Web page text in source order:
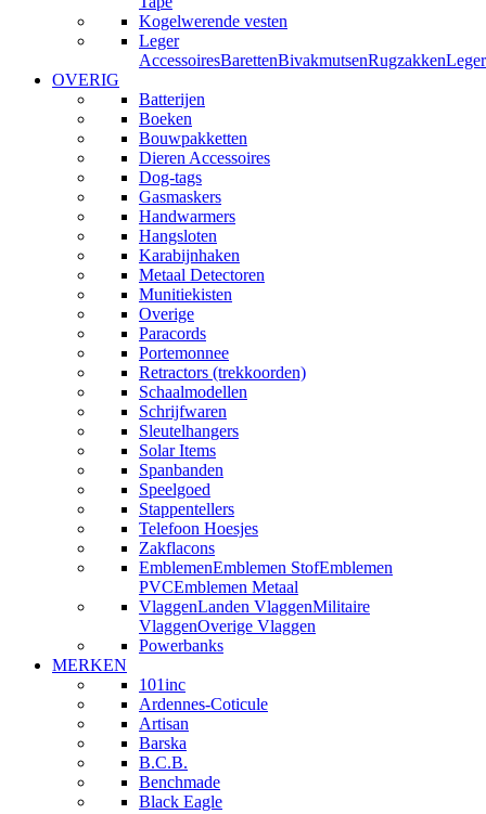
Kogelwerende vesten
Leger
AccessoiresBarettenBivakmutsenRugzakken
OVERIG
Batterijen
Boeken
Bouwpakketten
Dieren Accessoires
Dog-tags
Gasmaskers
Handwarmers
Hangsloten
Karabijnhaken
Metaal Detectoren
Munitiekisten
Overige
Paracords
Portemonnee
Retractors (trekkoorden)
Schaalmodellen
Schrijfwaren
Sleutelhangers
Solar Items
Spanbanden
Speelgoed
Stappentellers
Telefoon Hoesjes
Zakflacons
EmblemenEmblemen StofEmblemen
PVCEmblemen Metaal
VlaggenLanden VlaggenMilitaire
VlaggenOverige Vlaggen
Powerbanks
MERKEN
101inc
Ardennes-Coticule
Artisan
Barska
B.C.B.
Benchmade
Black Eagle